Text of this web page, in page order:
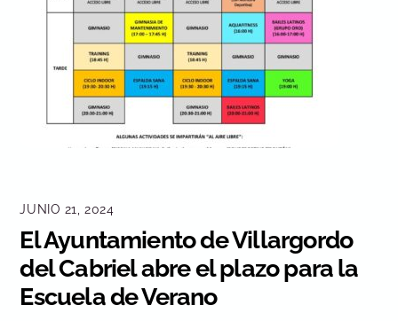
JUNIO 21, 2024
El Ayuntamiento de Villargordo
del Cabriel abre el plazo para la
Escuela de Verano